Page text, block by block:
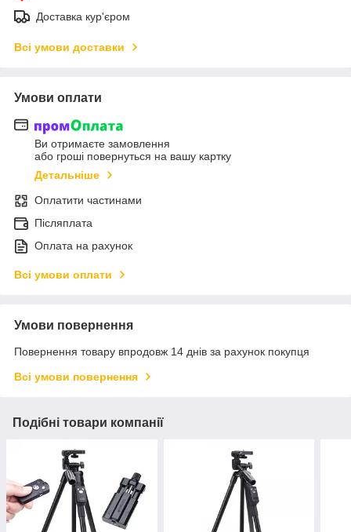
Доставка кур'єром
Всі умови доставки
Умови оплати
Ви отримаєте замовлення
або гроші повернуться на вашу картку
Детальніше
Оплатити частинами
Післяплата
Оплата на рахунок
Всі умови оплати
Умови повернення
Повернення товару впродовж 14 днів за рахунок покупця
Всі умови повернення
Подібні товари компанії